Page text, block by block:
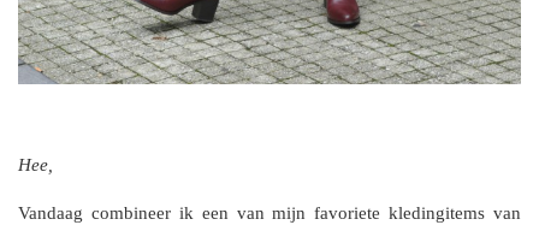
Hee,
Vandaag combineer ik een van mijn favoriete kledingitems van